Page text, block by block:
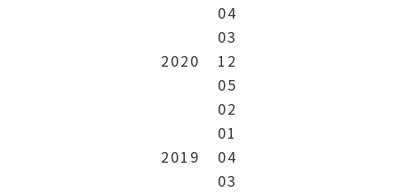
04
03
2020
12
05
02
01
2019
04
03